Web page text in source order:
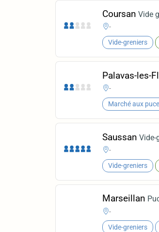
Coursan Vide
-
Vide-greniers
Palavas-les-
-
Marché aux
Saussan Vide-
-
Vide-greniers
Marseillan
-
Vide-greniers